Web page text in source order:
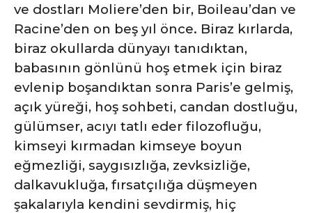
ve dostları Moliere’den bir, Boileau’dan ve
Racine’den on beş yıl önce. Biraz kırlarda,
biraz okullarda dünyayı tanıdıktan,
babasının gönlünü hoş etmek için biraz
evlenip boşandıktan sonra Paris’e gelmiş,
açık yüreği, hoş sohbeti, candan dostluğu,
gülümser, acıyı tatlı eder filozofluğu,
kimseyi kırmadan kimseye boyun
eğmezliği, saygısızlığa, zevksizliğe,
dalkavukluğa, fırsatçılığa düşmeyen
şakalarıyla kendini sevdirmiş, hiç